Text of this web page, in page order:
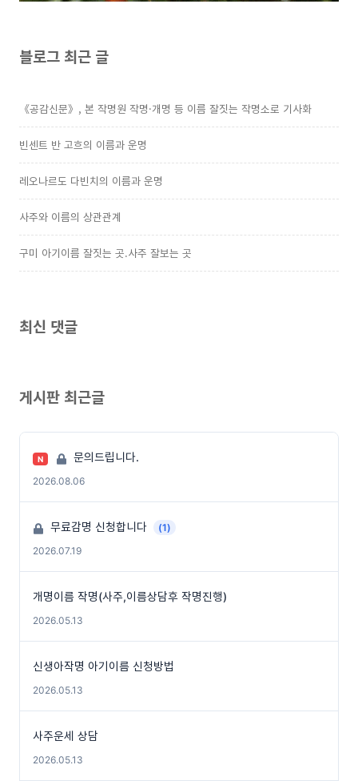
블로그 최근 글
《공감신문》, 본 작명원 작명·개명 등 이름 잘짓는 작명소로 기사화
빈센트 반 고흐의 이름과 운명
레오나르도 다빈치의 이름과 운명
사주와 이름의 상관관계
구미 아기이름 잘짓는 곳.사주 잘보는 곳
최신 댓글
게시판 최근글
N 문의드립니다.
2026.08.06
무료감명 신청합니다
(1)
2026.07.19
개명이름 작명(사주,이름상담후 작명진행)
2026.05.13
신생아작명 아기이름 신청방법
2026.05.13
사주운세 상담
2026.05.13